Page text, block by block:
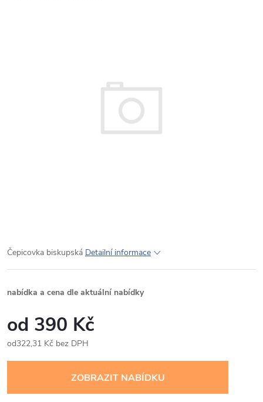
Čepicovka biskupská Detailní informace
nabídka a cena dle aktuální nabídky
390 Kč
322,31 Kč bez DPH